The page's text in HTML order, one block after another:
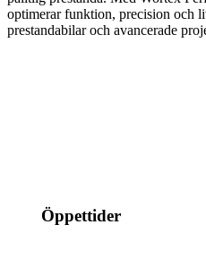
optimerar funktion, precision och
prestandabilar och avancerade
Öppettider